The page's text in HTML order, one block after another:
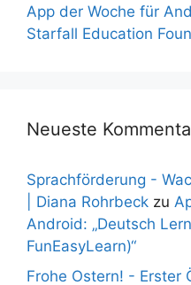
App der Woche für
Starfall Education
Neueste
Sprachförderung -
| Diana Rohrbeck zu
Android: „Deutsch
FunEasyLearn)“
Frohe Ostern! - Erster